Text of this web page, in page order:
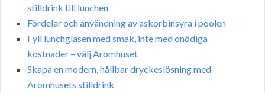
stilldrink till lunchen
Fördelar och användning av askorbinsyra i poolen
Fyll lunchglasen med smak, inte med onödiga
kostnader – välj Aromhuset
Skapa en modern, hållbar dryckeslösning med
Aromhusets stilldrink